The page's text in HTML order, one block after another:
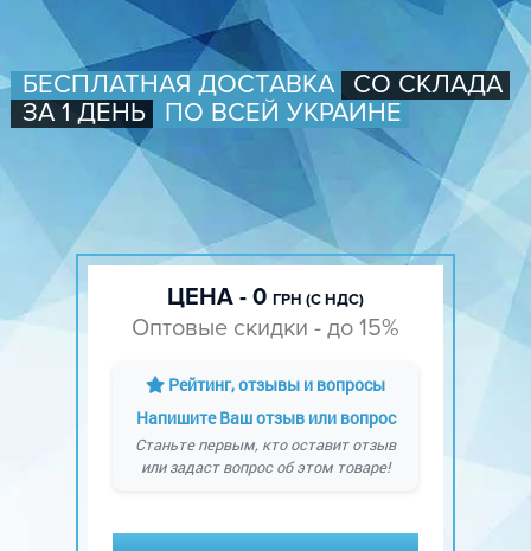
БЕСПЛАТНАЯ ДОСТАВКА
СО СКЛАДА
ЗА 1 ДЕНЬ
ПО ВСЕЙ УКРАИНЕ
ЦЕНА - 0 ГРН (С НДС)
Оптовые скидки - до 15%
Рейтинг, отзывы и вопросы
Напишите Ваш отзыв или вопрос
Станьте первым, кто оставит отзыв
или задаст вопрос об этом товаре!